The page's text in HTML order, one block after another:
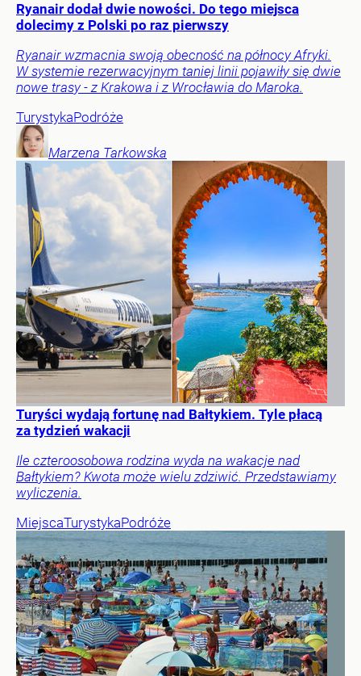
Ryanair dodał dwie nowości. Do tego miejsca
dolecimy z Polski po raz pierwszy
Ryanair wzmacnia swoją obecność na północy Afryki.
W systemie rezerwacyjnym taniej linii pojawiły się dwie
nowe trasy - z Krakowa i z Wrocławia do Maroka.
TurystykaPodróże
Marzena Tarkowska
Turyści wydają fortunę nad Bałtykiem. Tyle płacą
za tydzień wakacji
Ile czteroosobowa rodzina wyda na wakacje nad
Bałtykiem? Kwota może wielu zdziwić. Przedstawiamy
wyliczenia.
MiejscaTurystykaPodróże